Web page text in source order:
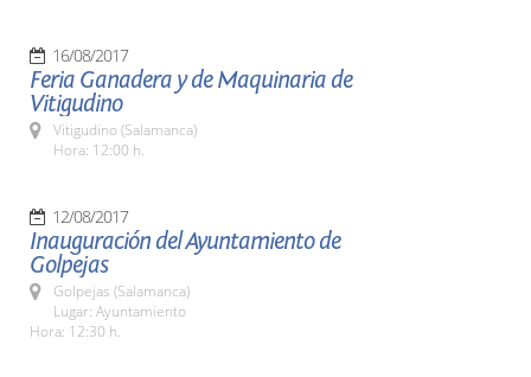
16/08/2017
Feria Ganadera y de Maquinaria de
Vitigudino
Vitigudino (Salamanca)
Hora: 12:00 h.
12/08/2017
Inauguración del Ayuntamiento de
Golpejas
Golpejas (Salamanca)
Lugar: Ayuntamiento
Hora: 12:30 h.